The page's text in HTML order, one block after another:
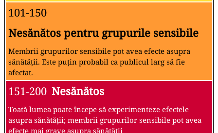
101-150
Nesănătos pentru grupurile sensibile
Membrii grupurilor sensibile pot avea efecte asupra
sănătății. Este puțin probabil ca publicul larg să fie
afectat.
151-200 Nesănătos
Toată lumea poate începe să experimenteze efectele
asupra sănătății; membrii grupurilor sensibile pot avea
efecte mai grave asupra sănătății